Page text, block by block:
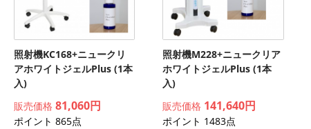
照射機KC168+ニュークリ
アホワイトジェルPlus (1本
入)
販売価格 81,060円
ポイント 865点
照射機M228+ニュークリア
ホワイトジェルPlus (1本
入)
販売価格 141,640円
ポイント 1483点